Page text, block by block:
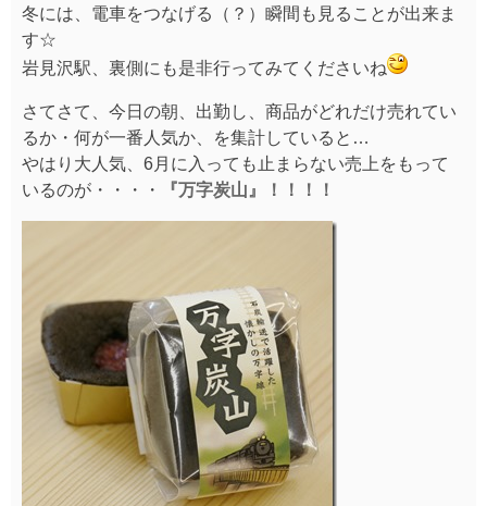
冬には、電車をつなげる（？）瞬間も見ることが出来ま
す☆
岩見沢駅、裏側にも是非行ってみてくださいね
さてさて、今日の朝、出勤し、商品がどれだけ売れてい
るか・何が一番人気か、を集計していると…
やはり大人気、6月に入っても止まらない売上をもって
いるのが・・・・
『万字炭山』！！！！